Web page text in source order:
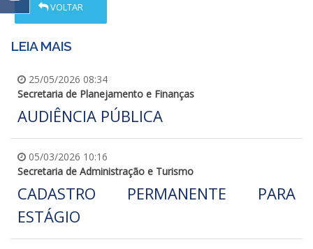
VOLTAR
LEIA MAIS
25/05/2026 08:34
Secretaria de Planejamento e Finanças
AUDIÊNCIA PÚBLICA
05/03/2026 10:16
Secretaria de Administração e Turismo
CADASTRO PERMANENTE PARA
ESTÁGIO